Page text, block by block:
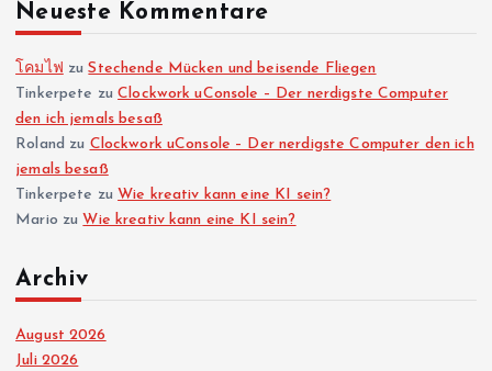
Neueste Kommentare
โคมไฟ zuStechende Mücken und beisende Fliegen
Tinkerpete zuClockwork uConsole – Der nerdigste Computer
den ich jemals besaß
Roland zu Clockwork uConsole – Der nerdigste Computer den ich
jemals besaß
Tinkerpete zu Wie kreativ kann eine KI sein?
Mario zu Wie kreativ kann eine KI sein?
Archiv
August 2026
Juli 2026